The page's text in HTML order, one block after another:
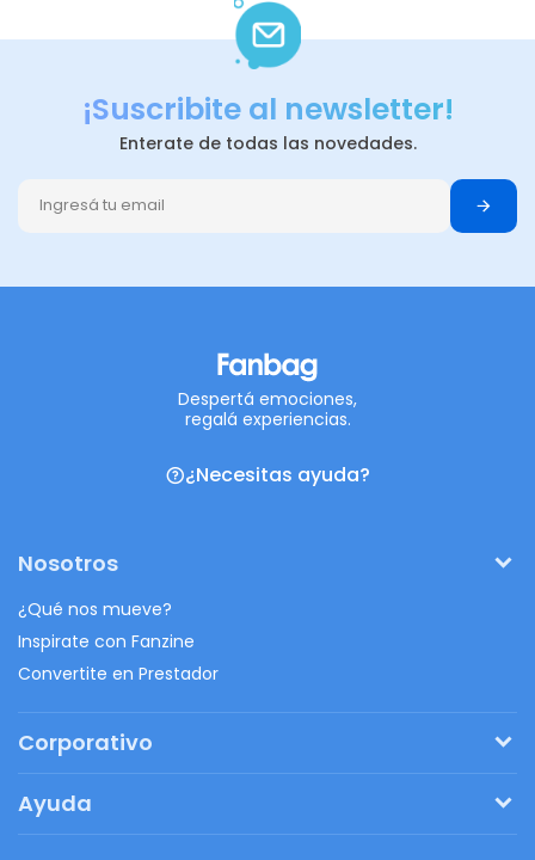
¡Suscribite al newsletter!
Enterate de todas las novedades.
Despertá emociones,
regalá experiencias.
¿Necesitas ayuda?
Nosotros
¿Qué nos mueve?
Inspirate con Fanzine
Convertite en Prestador
Corporativo
Regalos originales
Ayuda